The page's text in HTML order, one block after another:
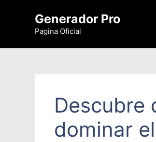
contenido
Generador Pro
Pagina Oficial
Descubre
dominar